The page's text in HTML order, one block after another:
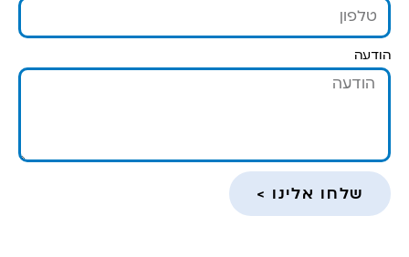
הודעה
שלחו אלינו >